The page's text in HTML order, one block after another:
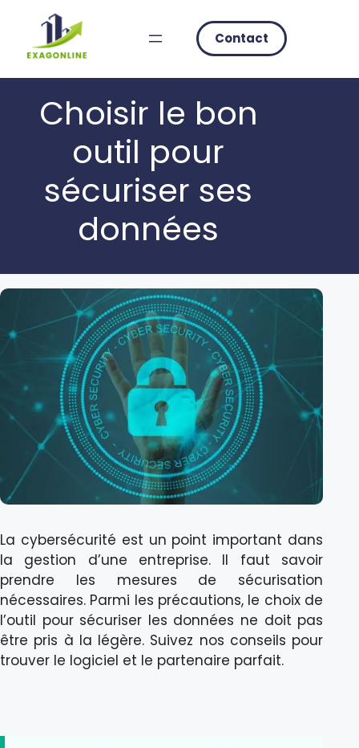
content
Contact
Choisir le bon
outil pour
sécuriser ses
données
La cybersécurité est un point important dans
la gestion d’une entreprise. Il faut savoir
prendre les mesures de sécurisation
nécessaires. Parmi les précautions, le choix de
l’outil pour sécuriser les données ne doit pas
être pris à la légère. Suivez nos conseils pour
trouver le logiciel et le partenaire parfait.